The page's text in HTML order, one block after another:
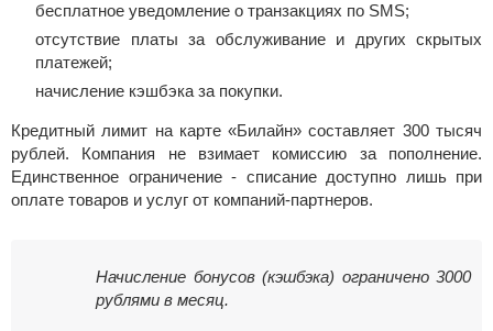
бесплатное уведомление о транзакциях по SMS;
отсутствие платы за обслуживание и других скрытых
платежей;
начисление кэшбэка за покупки.
Кредитный лимит на карте «Билайн» составляет 300 тысяч
рублей. Компания не взимает комиссию за пополнение.
Единственное ограничение - списание доступно лишь при
оплате товаров и услуг от компаний-партнеров.
Начисление бонусов (кэшбэка) ограничено 3000
рублями в месяц.